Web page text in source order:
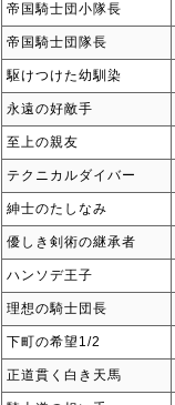
帝国騎士団小隊長
帝国騎士団隊長
駆けつけた幼馴染
永遠の好敵手
至上の親友
テクニカルダイバー
紳士のたしなみ
優しき剣術の継承者
ハンソデ王子
理想の騎士団長
下町の希望1/2
正道貫く白き天馬